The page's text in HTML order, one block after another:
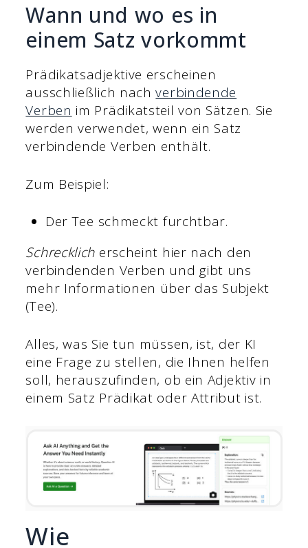
Wann und wo es in
einem Satz vorkommt
Prädikatsadjektive erscheinen
ausschließlich nachverbindende
Verben im Prädikatsteil von Sätzen. Sie
werden verwendet, wenn ein Satz
verbindende Verben enthält.
Zum Beispiel:
Der Tee schmeckt furchtbar.
Schrecklich erscheint hier nach den
verbindenden Verben und gibt uns
mehr Informationen über das Subjekt
(Tee).
Alles, was Sie tun müssen, ist, der KI
eine Frage zu stellen, die Ihnen helfen
soll, herauszufinden, ob ein Adjektiv in
einem Satz Prädikat oder Attribut ist.
Wie